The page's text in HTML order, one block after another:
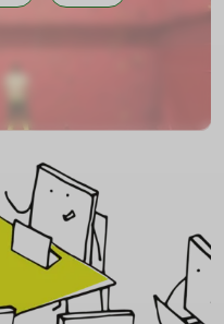
03.11. wieder mit
19:00 - 21:30 Uhr
in der